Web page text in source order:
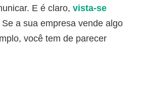
E é claro, vista-se
Se a sua empresa vende algo
você tem de parecer